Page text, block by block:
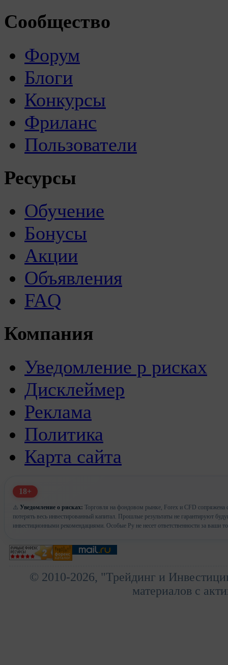
Сообщество
Форум
Блоги
Конкурсы
Фриланс
Пользователи
Ресурсы
Обучение
Бонусы
Акции
Объявления
FAQ
Компания
Уведомление р рисках
Дисклеймер
Реклама
Политика
Карта сайта
18+
⚠️ Уведомление о рисках: Торговля на фондовом рынке, Forex и CFD сопряжена
потерять весь инвестированный капитал. Прошлые результаты не гарантируют
инвестиционными рекомендациями. Особые Ру не несет ответственности за ваши
© 2010-2026, "Трейдинг и
материалов с